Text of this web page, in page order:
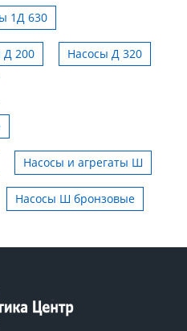
1Д 630
Д 200 Насосы Д 320
Насосы и агрегаты Ш
Насосы Ш бронзовые